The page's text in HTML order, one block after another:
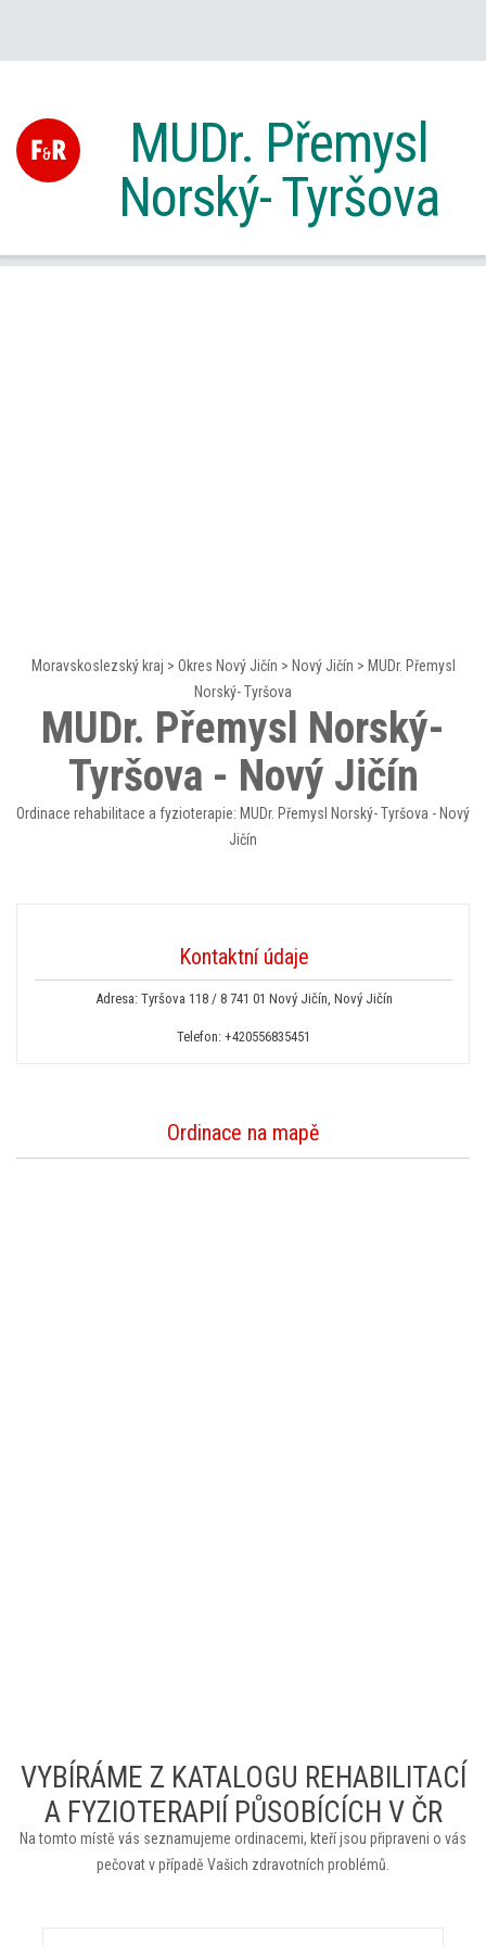
MUDr. Přemysl
Norský- Tyršova
Moravskoslezský kraj > Okres Nový Jičín > Nový Jičín > MUDr. Přemysl
Norský- Tyršova
MUDr. Přemysl Norský-
Tyršova - Nový Jičín
Ordinace rehabilitace a fyzioterapie: MUDr. Přemysl Norský- Tyršova - Nový
Jičín
Kontaktní údaje
Adresa: Tyršova 118 / 8 741 01 Nový Jičín, Nový Jičín
Telefon: +420556835451
Ordinace na mapě
VYBÍRÁME Z KATALOGU REHABILITACÍ
A FYZIOTERAPIÍ PŮSOBÍCÍCH V ČR
Na tomto místě vás seznamujeme ordinacemi, kteří jsou připraveni o vás
pečovat v případě Vašich zdravotních problémů.